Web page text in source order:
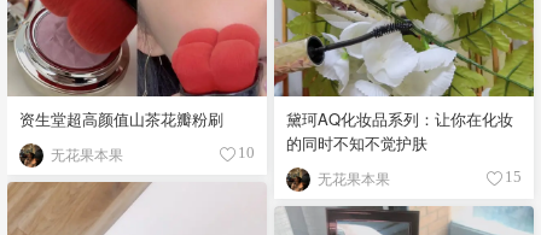
资生堂超高颜值山茶花瓣粉刷
无花果本果 10
黛珂AQ化妆品系列：让你在化妆
的同时不知不觉护肤
无花果本果 15